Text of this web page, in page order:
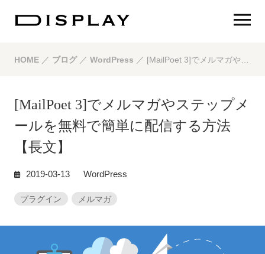
HOME／ ブログ／ WordPress ／ [MailPoet 3]でメルマガやステップメールを無料で簡単に配信する方法【長文】
[MailPoet 3]でメルマガやステップメ
ールを無料で簡単に配信する方法
【長文】
2019-03-13 WordPress
プラグイン メルマガ